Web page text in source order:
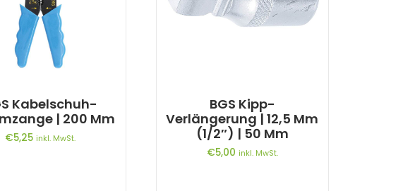
Kabelschuh-
| 200 Mm
€5,25 inkl. MwSt.
BGS Kipp-
Verlängerung | 12,5 Mm
(1/2″) | 50 Mm
€5,00 inkl. MwSt.